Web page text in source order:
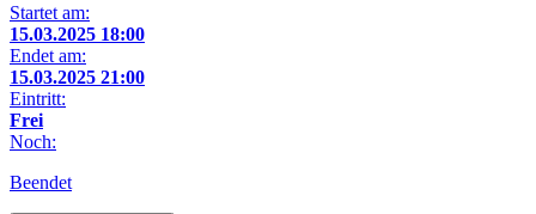
Startet am:
15.03.2025 18:00
Endet am:
15.03.2025 21:00
Eintritt:
Frei
Noch:
Beendet